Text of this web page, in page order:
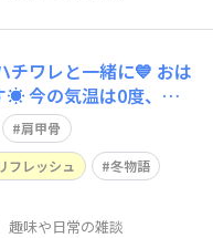
レと一緒に💙 おは
前で手を組んで斜め
、頭の上に伸ばしま
肩甲骨
フレッシュ 冬物語
趣味や日常の雑談